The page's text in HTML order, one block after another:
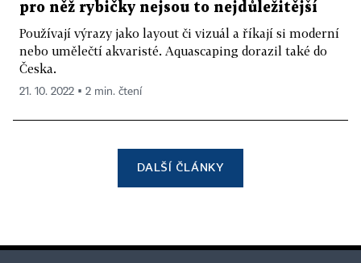
pro něž rybičky nejsou to nejdůležitější
Používají výrazy jako layout či vizuál a říkají si moderní
nebo umělečtí akvaristé. Aquascaping dorazil také do
Česka.
21. 10. 2022 ▪ 2 min. čtení
DALŠÍ ČLÁNKY